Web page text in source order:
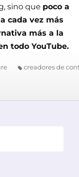
sino que poco a
cada vez más
más a la
todo YouTube.
creadores de